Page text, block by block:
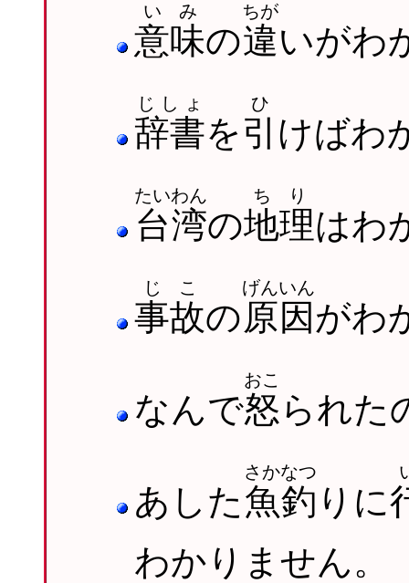
意味
いみ
の違
ちが
いがわ
辞書
じしょ
を引
ひ
けばわ
台湾
たいわん
の地理
ちり
はわ
事故
じこ
の原因
げんいん
がわ
なんで怒
おこ
られた
あした魚釣
さかなつ
りに
わかりません。